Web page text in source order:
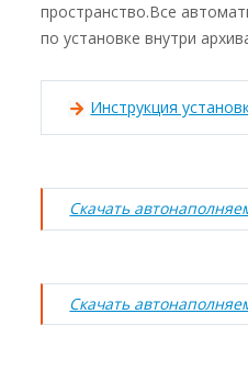
пространство.Все
по установке внутри
Инструкция
Скачать
Скачать